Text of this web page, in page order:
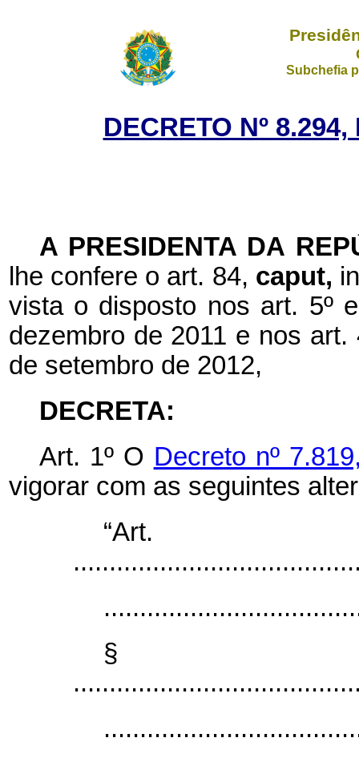
Subchefia
DECRETO Nº
A PRESIDENTA DA
lhe confere o art. 84, caput,
vista o disposto nos art. 5º
dezembro de 2011 e nos
de setembro de 2012,
DECRETA:
Art. 1º O Decreto nº
vigorar com as seguintes
§